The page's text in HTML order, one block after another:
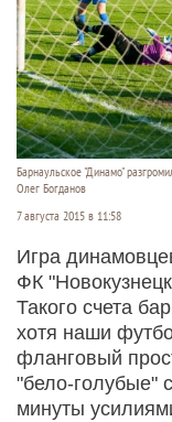
Барнаульское "Динамо"
Олег Богданов
7 августа 2015 в 11:58
Игра
ФК
Такого счета
хотя наши
фланговый
"бело-голубые"
минуты